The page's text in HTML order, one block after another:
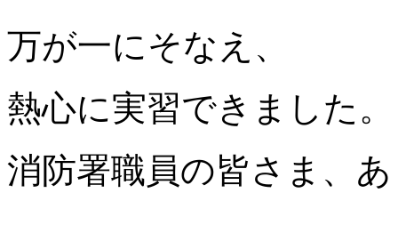
万が一にそなえ、
熱心に実習できました。
消防署職員の皆さま、